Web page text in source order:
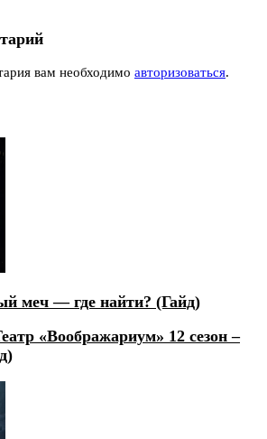
вам необходимо авторизоваться.
меч — где найти? (Гайд)
«Воображариум» 12 сезон –